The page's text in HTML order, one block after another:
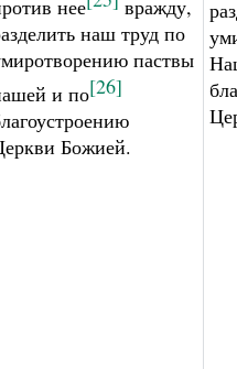
нее
вражду,
наш труд по
паствы
и по[26]
Божией.